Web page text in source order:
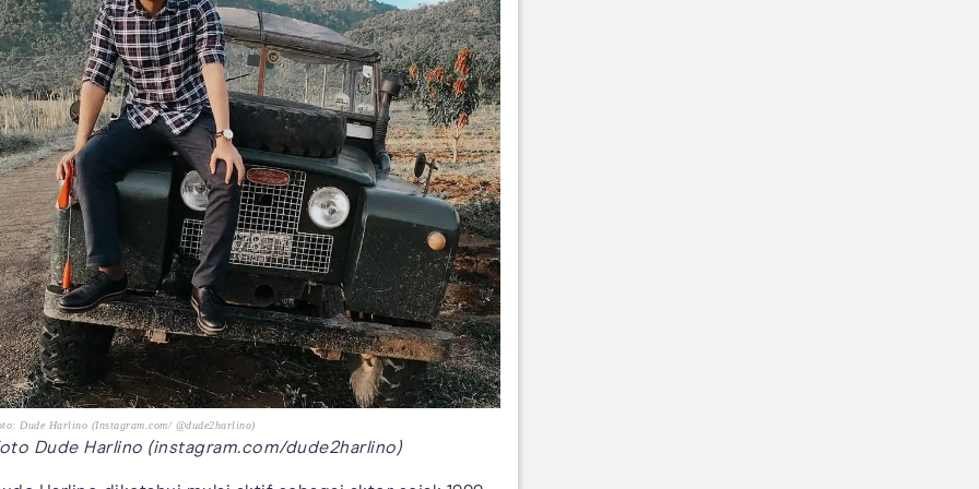
Dude Harlino (Instagram.com/ @dude2harlino)
Dude Harlino (instagram.com/dude2harlino)